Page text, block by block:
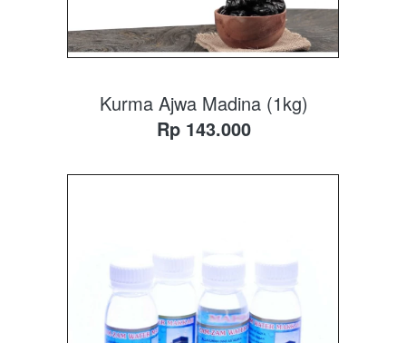
Kurma Ajwa Madina (1kg)
Rp 143.000